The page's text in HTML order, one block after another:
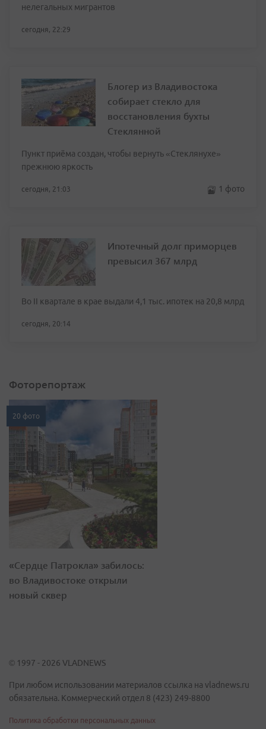
нелегальных мигрантов
сегодня, 22:29
Блогер из Владивостока
собирает стекло для
восстановления бухты
Стеклянной
Пункт приёма создан, чтобы вернуть «Стеклянухе»
прежнюю яркость
сегодня, 21:03 1 фото
Ипотечный долг приморцев
превысил 367 млрд
Во II квартале в крае выдали 4,1 тыс. ипотек на 20,8 млрд
сегодня, 20:14
Фоторепортаж
20 фото
«Сердце Патрокла» забилось:
во Владивостоке открыли
новый сквер
© 1997 - 2026 VLADNEWS
При любом использовании материалов ссылка на vladnews.ru
обязательна. Коммерческий отдел 8 (423) 249-8800
Политика обработки персональных данных